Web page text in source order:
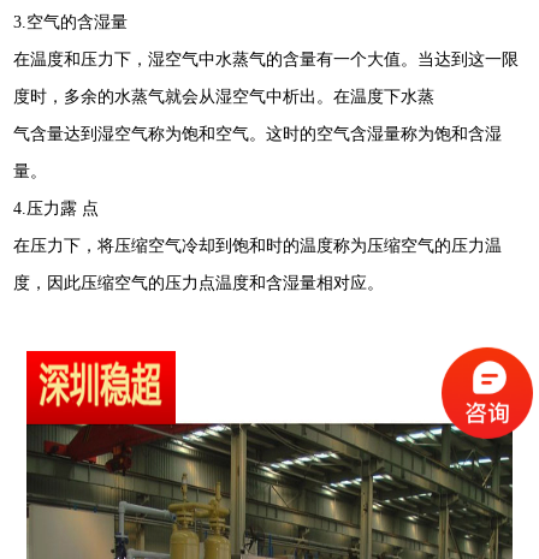
3.空气的含湿量
在温度和压力下，湿空气中水蒸气的含量有一个大值。当达到这一限
度时，多余的水蒸气就会从湿空气中析出。在温度下水蒸
气含量达到湿空气称为饱和空气。这时的空气含湿量称为饱和含湿
量。
4.压力露 点
在压力下，将压缩空气冷却到饱和时的温度称为压缩空气的压力温
度，因此压缩空气的压力点温度和含湿量相对应。